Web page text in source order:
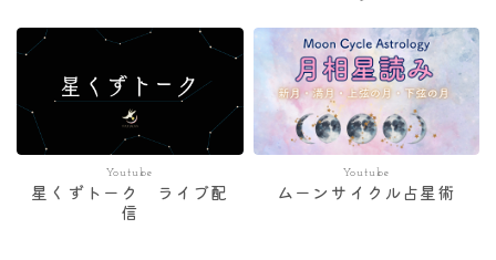
Youtube
星くずトーク ライブ配
信
Youtube
ムーンサイクル占星術